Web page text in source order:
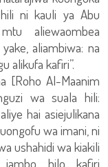
ni kauli ya Abu
aliewaombea
aliambiwa: na
alikufa kafiri”.
[Roho Al-Maanim
wa suala hili:
hai asiejulikana
wa imani, ni
ushahidi wa kiakili
hilo kafiri